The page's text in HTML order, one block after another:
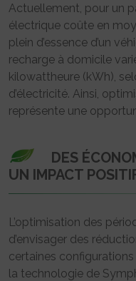
Actuellement, pour un
électrique coûte en
plein d’essence d’un
recharge à domicile
kilowattheure (kWh),
d’électricité. Ainsi,
représente une
DES
UN IMPACT
L’optimisation des
d’envisager des
certaines configurations
la technologie de